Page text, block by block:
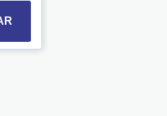
a date. Press the
and select a date.